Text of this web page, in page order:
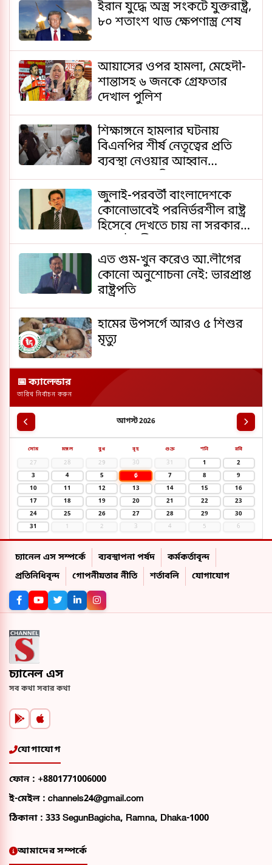
ইরান যুদ্ধে অস্ত্র সংকটে যুক্তরাষ্ট্র,
৮০ শতাংশ থাড ক্ষেপণাস্ত্র শেষ
আয়াসের ওপর হামলা, মেহেদী-
শান্তাসহ ৬ জনকে গ্রেফতার
দেখাল পুলিশ
শিক্ষাঙ্গনে হামলার ঘটনায়
বিএনপির শীর্ষ নেতৃত্বের প্রতি
ব্যবস্থা নেওয়ার আহ্বান
জামায়াত আমিরের
জুলাই-পরবর্তী বাংলাদেশকে
কোনোভাবেই পরনির্ভরশীল রাষ্ট্র
হিসেবে দেখতে চায় না সরকার:
পররাষ্ট্রমন্ত্রী
এত গুম-খুন করেও আ.লীগের
কোনো অনুশোচনা নেই: ভারপ্রাপ্ত
রাষ্ট্রপতি
হামের উপসর্গে আরও ৫ শিশুর
মৃত্যু
📅 ক্যালেন্ডার
তারিখ নির্বাচন করুন
আগস্ট 2026
সোম মঙ্গল বুধ বৃহ শুক্র শনি রবি
27 28 29 30 31 1
2
3
4 5 6 7 8
9
10
11 12 13 14 15
16
17
18 19 20 21 22
23
24
25 26 27 28 29
30
31
1 2 3 4 5 6
চ্যানেল এস সম্পর্কে ব্যবস্থাপনা পর্ষদ
কর্মকর্তাবৃন্দ
প্রতিনিধিবৃন্দ
গোপনীয়তার নীতি শর্তাবলি যোগাযোগ
চ্যানেল এস
সব কথা সবার কথা
যোগাযোগ
ফোন : +8801771006000
ই-মেইল : channels24@gmail.com
ঠিকানা : 333 SegunBagicha, Ramna, Dhaka-1000
আমাদের সম্পর্কে